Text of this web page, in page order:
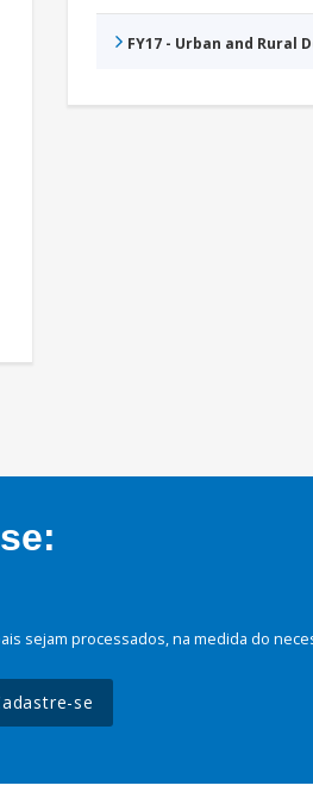
FY17 - Urban and Rural
sejam processados, na medida do
se